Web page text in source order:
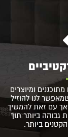
ומיוצרים
לנו להוזיל
עם זאת להמשיך
גבוהה ביותר תוך
ביותר.